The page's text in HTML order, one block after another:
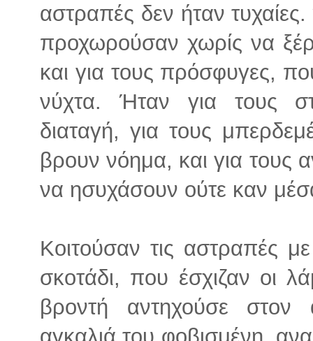
αστραπές δεν ήταν
προχωρούσαν χωρίς να
και για τους πρόσφυγες,
νύχτα. Ήταν για τους
διαταγή, για τους
βρουν νόημα, και για
να ησυχάσουν ούτε καν
Κοιτούσαν τις αστραπές
σκοτάδι, που έσχιζαν οι
βροντή αντηχούσε στον
αγκαλιά του φοβισμένη,